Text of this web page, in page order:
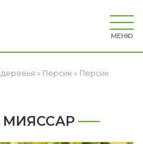
МЕНЮ
» Персик » Персик
МИЯССАР